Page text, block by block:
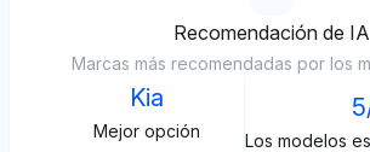
Recomendación de IA
Marcas más recomendadas por los
Kia
Mejor opción Los modelos